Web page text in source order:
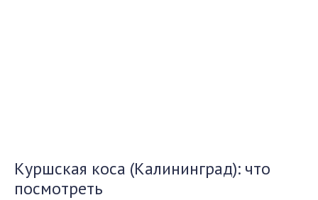
Куршская коса (Калининград): что
посмотреть